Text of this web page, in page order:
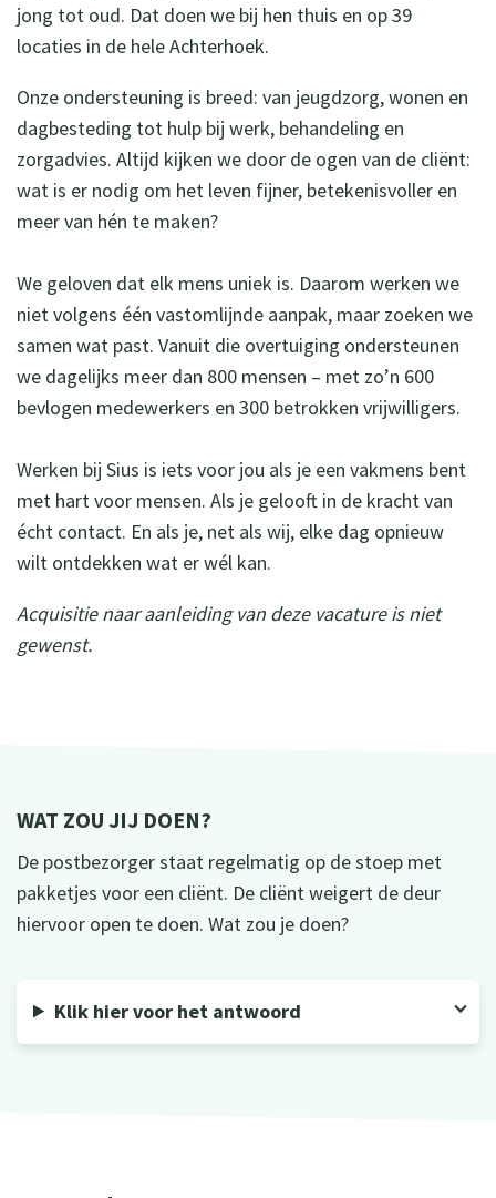
jong tot oud. Dat doen we bij hen thuis en op 39
locaties in de hele Achterhoek.
Onze ondersteuning is breed: van jeugdzorg, wonen en
dagbesteding tot hulp bij werk, behandeling en
zorgadvies. Altijd kijken we door de ogen van de cliënt:
wat is er nodig om het leven fijner, betekenisvoller en
meer van hén te maken?
We geloven dat elk mens uniek is. Daarom werken we
niet volgens één vastomlijnde aanpak, maar zoeken we
samen wat past. Vanuit die overtuiging ondersteunen
we dagelijks meer dan 800 mensen – met zo’n 600
bevlogen medewerkers en 300 betrokken vrijwilligers.
Werken bij Sius is iets voor jou als je een vakmens bent
met hart voor mensen. Als je gelooft in de kracht van
écht contact. En als je, net als wij, elke dag opnieuw
wilt ontdekken wat er wél kan.
Acquisitie naar aanleiding van deze vacature is niet
gewenst.
WAT ZOU JIJ DOEN?
De postbezorger staat regelmatig op de stoep met
pakketjes voor een cliënt. De cliënt weigert de deur
hiervoor open te doen. Wat zou je doen?
Klik hier voor het antwoord